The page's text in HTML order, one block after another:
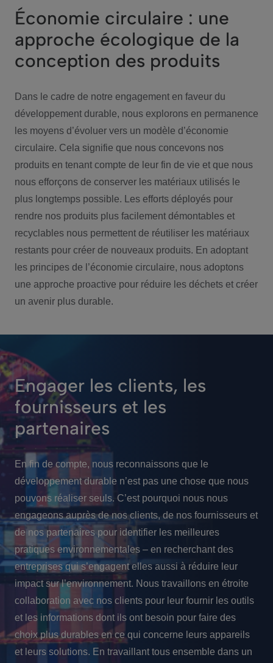
Économie circulaire : une
approche écologique de la
conception des produits
Dans le cadre de notre engagement en faveur du
développement durable, nous explorons en permanence
les moyens d’évoluer vers un modèle d’économie
circulaire. Cela signifie que nous concevons nos
produits en tenant compte de leur fin de vie et que nous
nous efforçons de conserver les matériaux utilisés le
plus longtemps possible. Les efforts déployés pour
rendre nos produits plus facilement démontables et
recyclables nous permettent de réutiliser les matériaux
restants pour créer de nouveaux produits. En adoptant
les principes de l’économie circulaire, nous adoptons
une approche proactive pour réduire les déchets et créer
un avenir plus durable.
Engager les clients, les
fournisseurs et les
partenaires
En fin de compte, nous reconnaissons que le
développement durable n’est pas une chose que nous
pouvons réaliser seuls. C’est pourquoi nous nous
engageons auprès de nos clients, de nos fournisseurs et
de nos partenaires pour identifier les meilleures
pratiques environnementales – en recherchant des
entreprises qui s’engagent elles aussi à réduire leur
impact sur l’environnement. Nous travaillons en étroite
collaboration avec nos clients pour leur fournir les outils
et les informations dont ils ont besoin pour faire des
choix plus durables en ce qui concerne leurs appareils
et leurs solutions. En travaillant tous ensemble dans un